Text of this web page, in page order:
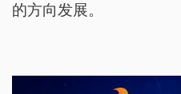
的方向发展。